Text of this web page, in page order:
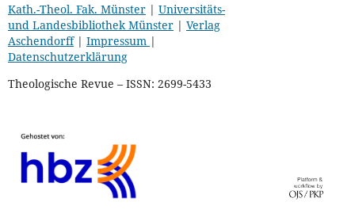
Kath.-Theol. Fak. Münster| Universitäts-
und Landesbibliothek Münster| Verlag
Aschendorff| Impressum |
Datenschutzerklärung
Theologische Revue – ISSN: 2699-5433